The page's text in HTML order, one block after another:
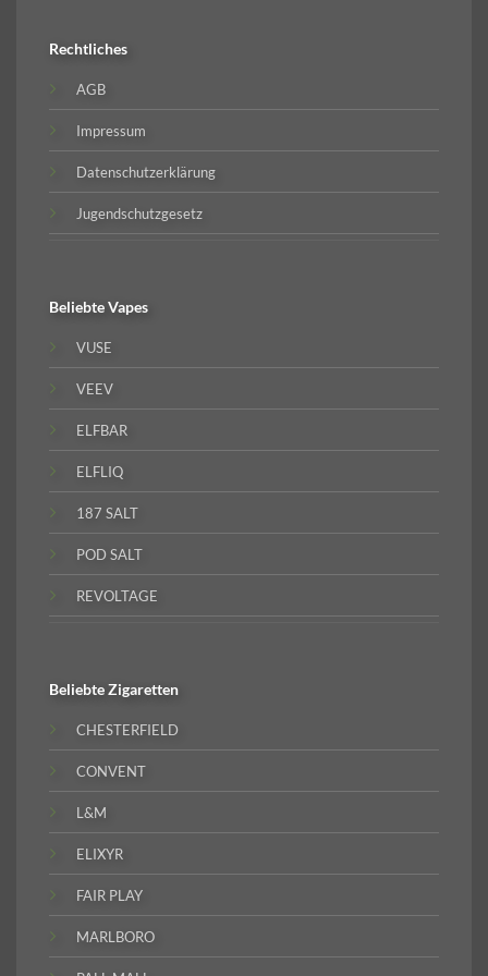
Rechtliches
AGB
Impressum
Datenschutzerklärung
Jugendschutzgesetz
BeliebteVapes
VUSE
VEEV
ELFBAR
ELFLIQ
187 SALT
POD SALT
REVOLTAGE
BeliebteZigaretten
CHESTERFIELD
CONVENT
L&M
ELIXYR
FAIR PLAY
MARLBORO